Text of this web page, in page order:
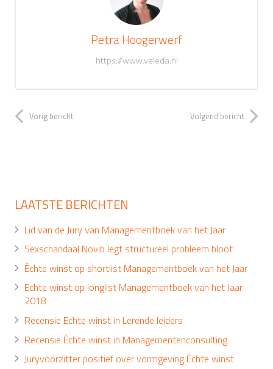
Petra Hoogerwerf
https://www.veleda.nl
Vorig bericht Volgend bericht
LAATSTE BERICHTEN
Lid van de Jury van Managementboek van het Jaar
Sexschandaal Novib legt structureel probleem bloot
Échte winst op shortlist Managementboek van het Jaar
Echte winst op longlist Managementboek van het Jaar
2018
Recensie Echte winst in Lerende leiders
Recensie Échte winst in Managementenconsulting
Juryvoorzitter positief over vormgeving Échte winst